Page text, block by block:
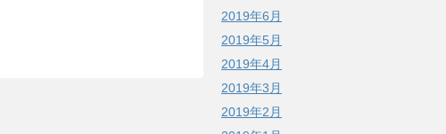
2019年6月
2019年5月
2019年4月
2019年3月
2019年2月